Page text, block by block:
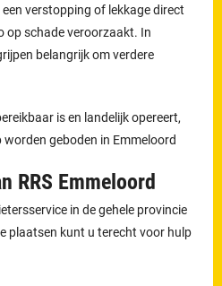
verstopping of lekkage direct
op schade veroorzaakt. In
belangrijk om verdere
is en landelijk opereert,
worden geboden in Emmeloord
RRS Emmeloord
in de gehele provincie
plaatsen kunt u terecht voor hulp